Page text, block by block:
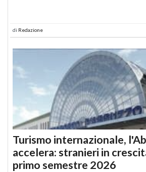
di Redazione
Turismo internazionale,
accelera: stranieri in
primo semestre 2026